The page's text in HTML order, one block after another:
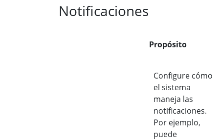
Notificaciones
Propósito
Configure cómo
el sistema
maneja las
notificaciones.
Por ejemplo,
puede